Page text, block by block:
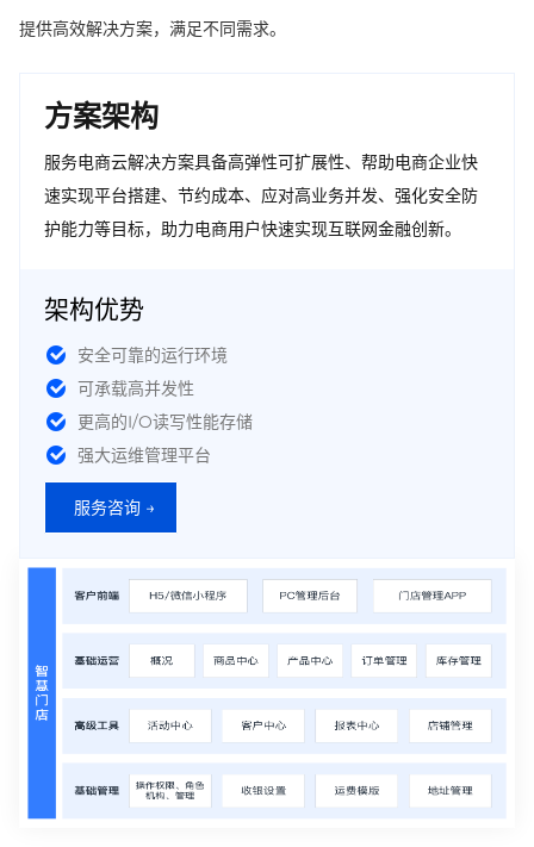
提供高效解决方案，满足不同需求。
方案架构
服务电商云解决方案具备高弹性可扩展性、帮助电商企业快
速实现平台搭建、节约成本、应对高业务并发、强化安全防
护能力等目标，助力电商用户快速实现互联网金融创新。
架构优势
安全可靠的运行环境
可承载高并发性
更高的I/O读写性能存储
强大运维管理平台
服务咨询 →